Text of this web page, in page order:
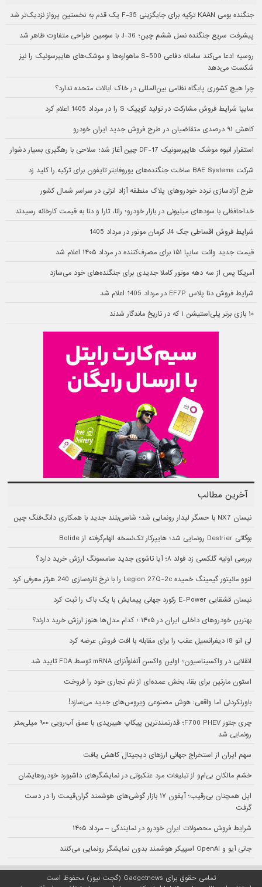
جنگنده بومی KAAN ترکیه برای جایگزینی F-35 یک قدم به نخستین پرواز نزدیک‌تر شد
پیشرفت سریع جنگنده نسل ششم چین؛ J-36 با سومین طراحی متفاوت ظاهر شد
روسیه ادعا می‌کند سامانه دفاعی S-500 ماهواره‌ها و موشک‌های هایپرسونیک را نیز
شکست می‌دهد
چرا هیچ کشوری پایگاه نظامی بین‌المللی در خاک ایالات متحده ندارد؟
سایپا شرایط فروش مشارکت در تولید کوییک S را در مرداد 1405 اعلام کرد
کاهش ۹۱ درصدی متقاضیان در طرح فروش جدید ایران خودرو
استقرار انبوه موشک هایپرسونیک DF-17 چین آغاز شد؛ سلاحی با رهگیری بسیار دشوار
شرکت BAE Systems ساخت جنگنده‌های یوروفایتر تایفون برای ترکیه را کلید زد
طرح آزادسازی تردد خودروهای پلاک منطقه آزاد انزلی در سراسر شمال کشور
خداحافظی با سودهای میلیونی در بازار خودرو؛ رانا، تارا و دنا به قیمت کارخانه رسیدند
شرایط فروش اقساطی جک J4 کرمان موتور در مرداد 1405
قیمت جدید وانت سایپا ۱۵۱ برای مصرف‌کننده در مرداد ۱۴۰۵ اعلام شد
آمریکا پس از سه دهه موتور کاملا جدیدی برای جنگنده‌های خود می‌سازد
شرایط فروش دنا پلاس EF7P در مرداد 1405 اعلام شد
۱۰ بازی برتر پلی‌استیشن ۱ که در تاریخ ماندگار شدند
آخرین مطالب
نیسان NX7 با حسگر لیدار رونمایی شد؛ شاسی‌بلند جدید با همکاری دانگ‌فنگ چین
بوگاتی Destrier رونمایی شد؛ هایپرکار تک‌نسخه الهام‌گرفته از Bolide
بررسی اولیه گلکسی زد فولد ۸؛ آیا تاشوی جدید سامسونگ ارزش خرید دارد؟
لنوو مانیتور گیمینگ خمیده Legion 27Q-2c را با نرخ تازه‌سازی 240 هرتز معرفی کرد
نیسان قشقایی E-Power رکورد جهانی پیمایش با یک باک را ثبت کرد
بهترین خودروهای داخلی ایران در ۱۴۰۵ ؛ کدام مدل‌ها هنوز ارزش خرید دارند؟
لی اتو i8 دیفرانسیل عقب را برای مقابله با افت فروش عرضه کرد
انقلابی در واکسیناسیون؛ اولین واکسن آنفلوآنزای mRNA توسط FDA تایید شد
استون مارتین برای بقا، بخش عمده‌ای از نام تجاری خود را فروخت
باورنکردنی اما واقعی: هوش مصنوعی ویروس‌های جدید می‌سازد!
چری جتور F700 PHEV؛ قدرتمندترین پیکاپ هیبریدی با عمق آب‌رویی ۹۰۰ میلی‌متر
رونمایی شد
سهم ایران از استخراج جهانی ارزهای دیجیتال کاهش یافت
خشم مالکان بی‌ام‌و از تبلیغات مرد عنکبوتی در نمایشگرهای داشبورد خودروهایشان
اپل همچنان بی‌رقیب؛ آیفون ۱۷ بازار گوشی‌های هوشمند گران‌قیمت را در دست
گرفت
شرایط فروش محصولات ایران خودرو در نمایندگی – مرداد ۱۴۰۵
جانی آیو و OpenAI اسپیکر هوشمند بدون نمایشگر رونمایی می‌کنند
تمامی حقوق برای Gadgetnews (گجت نیوز) محفوظ است